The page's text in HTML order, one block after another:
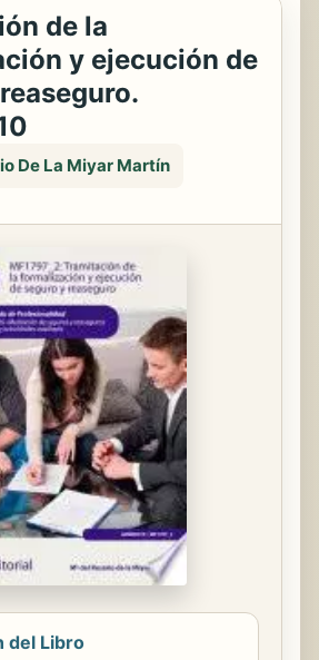
de la
y ejecución de
De La Miyar Martín
del Libro